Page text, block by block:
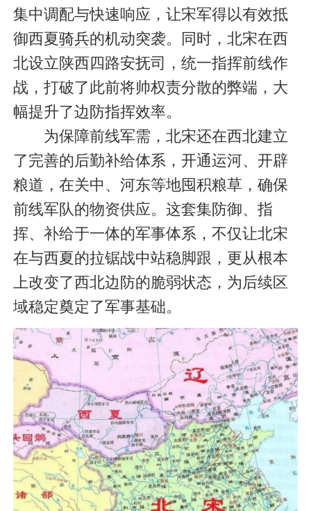
集中调配与快速响应，让宋军得以有效抵
御西夏骑兵的机动突袭。同时，北宋在西
北设立陕西四路安抚司，统一指挥前线作
战，打破了此前将帅权责分散的弊端，大
幅提升了边防指挥效率。
为保障前线军需，北宋还在西北建立
了完善的后勤补给体系，开通运河、开辟
粮道，在关中、河东等地囤积粮草，确保
前线军队的物资供应。这套集防御、指
挥、补给于一体的军事体系，不仅让北宋
在与西夏的拉锯战中站稳脚跟，更从根本
上改变了西北边防的脆弱状态，为后续区
域稳定奠定了军事基础。